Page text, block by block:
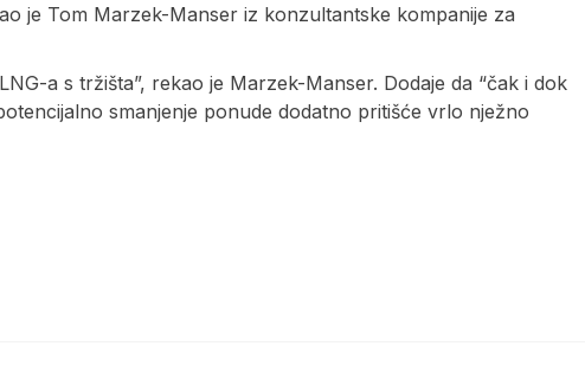
je Tom Marzek-Manser iz konzultantske kompanije za
a s tržišta”, rekao je Marzek-Manser. Dodaje da “čak i dok
smanjenje ponude dodatno pritišće vrlo nježno